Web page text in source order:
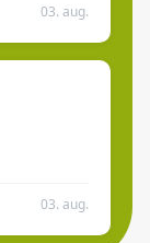
03. aug.
03. aug.